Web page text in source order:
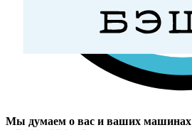
Мы думаем о вас и ваших машинах